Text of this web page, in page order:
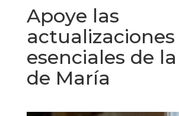
Apoye las
actualizaciones
esenciales de
de María